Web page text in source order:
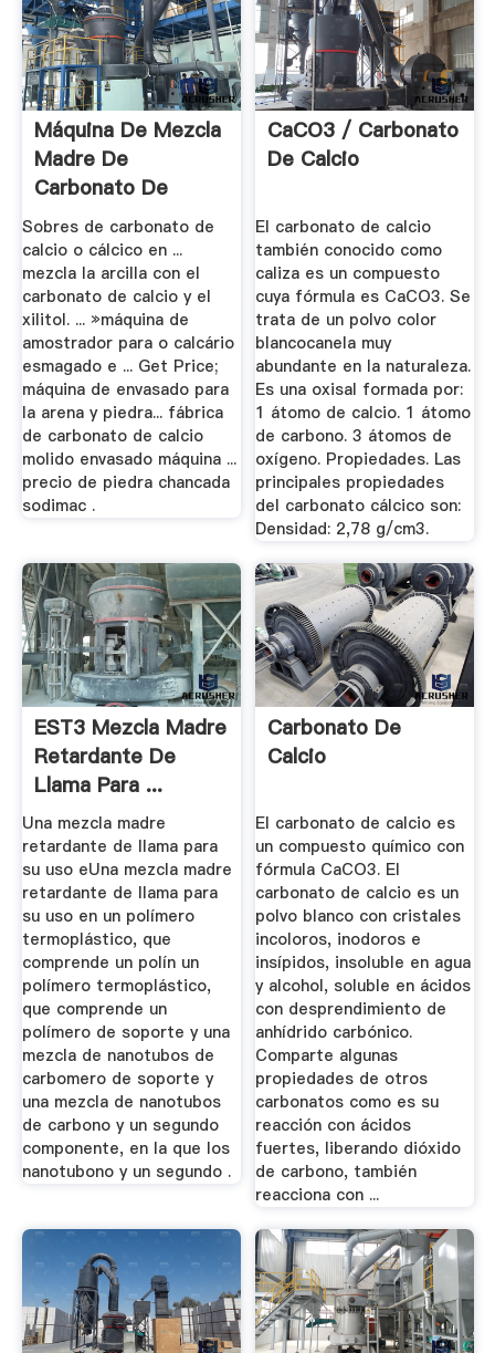
Máquina De Mezcla
Madre De
Carbonato De
Calcio
Sobres de carbonato de
calcio o cálcico en ...
mezcla la arcilla con el
carbonato de calcio y el
xilitol. ... »máquina de
amostrador para o calcário
esmagado e ... Get Price;
máquina de envasado para
la arena y piedra... fábrica
de carbonato de calcio
molido envasado máquina ...
precio de piedra chancada
sodimac .
CaCO3 / Carbonato
De Calcio
El carbonato de calcio
también conocido como
caliza es un compuesto
cuya fórmula es CaCO3. Se
trata de un polvo color
blancocanela muy
abundante en la naturaleza.
Es una oxisal formada por:
1 átomo de calcio. 1 átomo
de carbono. 3 átomos de
oxígeno. Propiedades. Las
principales propiedades
del carbonato cálcico son:
Densidad: 2,78 g/cm3.
EST3 Mezcla Madre
Retardante De
Llama Para ...
Una mezcla madre
retardante de llama para
su uso eUna mezcla madre
retardante de llama para
su uso en un polímero
termoplástico, que
comprende un polín un
polímero termoplástico,
que comprende un
polímero de soporte y una
mezcla de nanotubos de
carbomero de soporte y
una mezcla de nanotubos
de carbono y un segundo
componente, en la que los
nanotubono y un segundo .
Carbonato De
Calcio
El carbonato de calcio es
un compuesto químico con
fórmula CaCO3. El
carbonato de calcio es un
polvo blanco con cristales
incoloros, inodoros e
insípidos, insoluble en agua
y alcohol, soluble en ácidos
con desprendimiento de
anhídrido carbónico.
Comparte algunas
propiedades de otros
carbonatos como es su
reacción con ácidos
fuertes, liberando dióxido
de carbono, también
reacciona con ...